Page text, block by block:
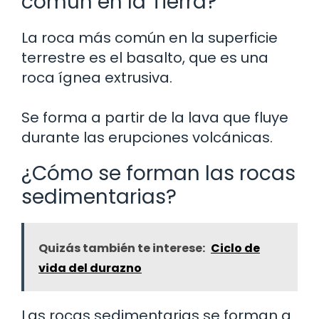
La roca más común en la superficie
terrestre es el basalto, que es una
roca ígnea extrusiva.
Se forma a partir de la lava que fluye
durante las erupciones volcánicas.
¿Cómo se forman las rocas
sedimentarias?
Quizás también te interese: Ciclo de
vida del durazno